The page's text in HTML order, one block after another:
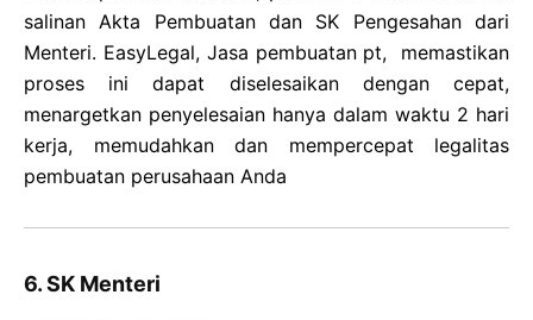
salinan Akta Pembuatan dan SK Pengesahan dari
Menteri. EasyLegal, Jasa pembuatan pt, memastikan
proses ini dapat diselesaikan dengan cepat,
menargetkan penyelesaian hanya dalam waktu 2 hari
kerja, memudahkan dan mempercepat legalitas
pembuatan perusahaan Anda
6. SK Menteri